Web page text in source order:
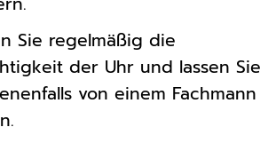
Sie regelmäßig die
der Uhr und lassen Sie
von einem Fachmann